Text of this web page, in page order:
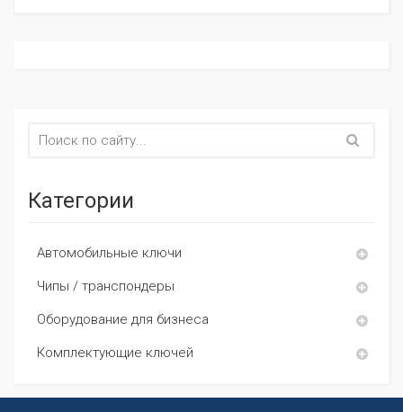
Категории
Автомобильные ключи
Чипы / транспондеры
Оборудование для бизнеса
Комплектующие ключей